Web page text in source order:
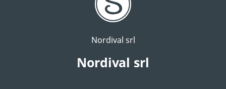
Nordival srl
Nordival srl